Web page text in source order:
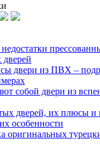
двери из ПВХ –
собой двери из
дверей, их плюсы и
особенности
оригинальных